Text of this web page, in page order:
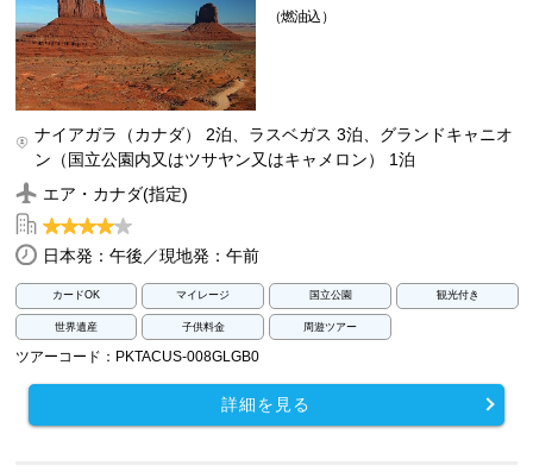
（燃油込）
ナイアガラ（カナダ） 2泊、ラスベガス 3泊、グランドキャニオ
ン（国立公園内又はツサヤン又はキャメロン） 1泊
エア・カナダ(指定)
日本発：午後／現地発：午前
カードOK マイレージ 国立公園 観光付き
世界遺産 子供料金 周遊ツアー
ツアーコード：PKTACUS-008GLGB0
詳細を見る